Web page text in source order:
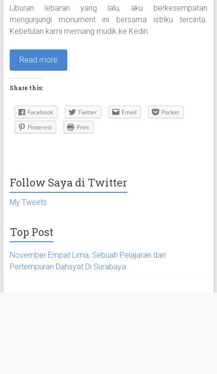
Liburan lebaran yang lalu, aku berkesempatan
mengunjungi monument ini bersama istriku tercinta.
Kebetulan kami memang mudik ke Kediri.
Read more
Share this:
Facebook Twitter Email
Pocket
Pinterest
Print
Follow Saya di Twitter
My Tweets
Top Post
November Empat Lima, Sebuah Pelajaran dari
Pertempuran Dahsyat Di Surabaya